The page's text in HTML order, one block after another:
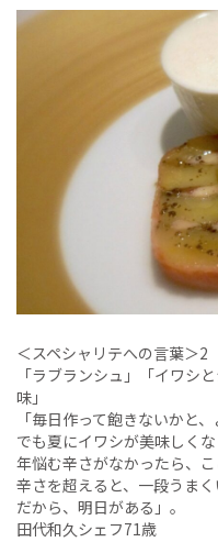
＜スペシャリテへの言葉＞2
「ラブランシュ」「イワシ
味」
「毎日作って飽きないかと
でも夏にイワシが美味しく
年悩む辛さがなかったら、こ
辛さを超えると、一段うまく
だから、明日がある」。
田代和久シェフ71歳